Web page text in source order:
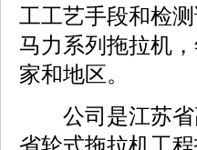
工工艺手段和检
马力系列拖拉机
家和地区。
公司是江苏省
省轮式拖拉机工